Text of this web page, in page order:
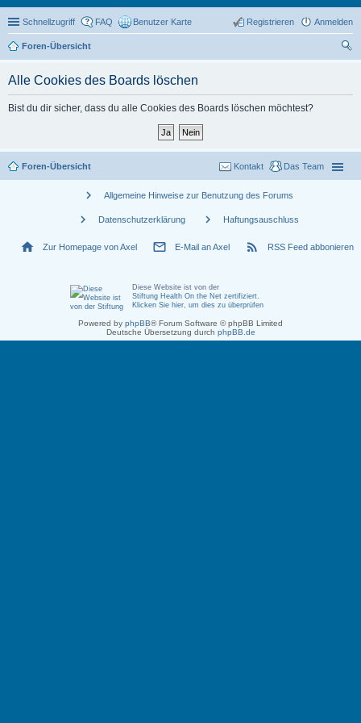
Schnellzugriff FAQ Benutzer Karte Anmelden
Registrieren
Foren-Übersicht
Alle Cookies des Boards löschen
Bist du dir sicher, dass du alle Cookies des Boards löschen möchtest?
Foren-Übersicht Das Team
Kontakt
chevron_right Allgemeine Hinweise zur Benutzung des Forums
chevron_right Datenschutzerklärung chevron_right Haftungsauschluss
home Zur Homepage von Axel mail_outline E-Mail an Axel rss_feed RSS Feed abbonieren
Diese Website ist von der
Stiftung Health On the Net zertifiziert.
Klicken Sie hier, um dies zu überprüfen
Powered by phpBB® Forum Software © phpBB Limited
Deutsche Übersetzung durch phpBB.de